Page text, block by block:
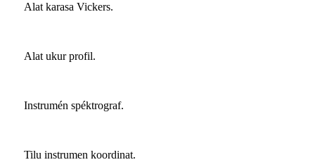
Alat karasa Vickers.
Alat ukur profil.
Instrumén spéktrograf.
Tilu instrumen koordinat.